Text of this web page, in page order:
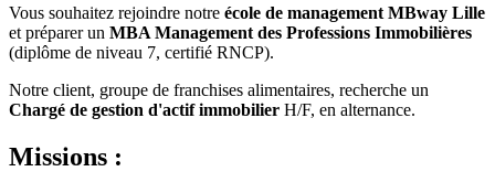
Vous souhaitez rejoindre notre école de management MBway Lille
et préparer un MBA Management des Professions Immobilières
(diplôme de niveau 7, certifié RNCP).
Notre client, groupe de franchises alimentaires, recherche un
Chargé de gestion d'actif immobilier H/F, en alternance.
Missions :